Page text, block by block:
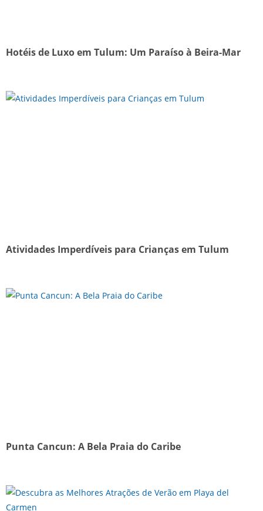
Hotéis de Luxo em Tulum: Um Paraíso à Beira-Mar
Atividades Imperdíveis para Crianças em Tulum
Punta Cancun: A Bela Praia do Caribe